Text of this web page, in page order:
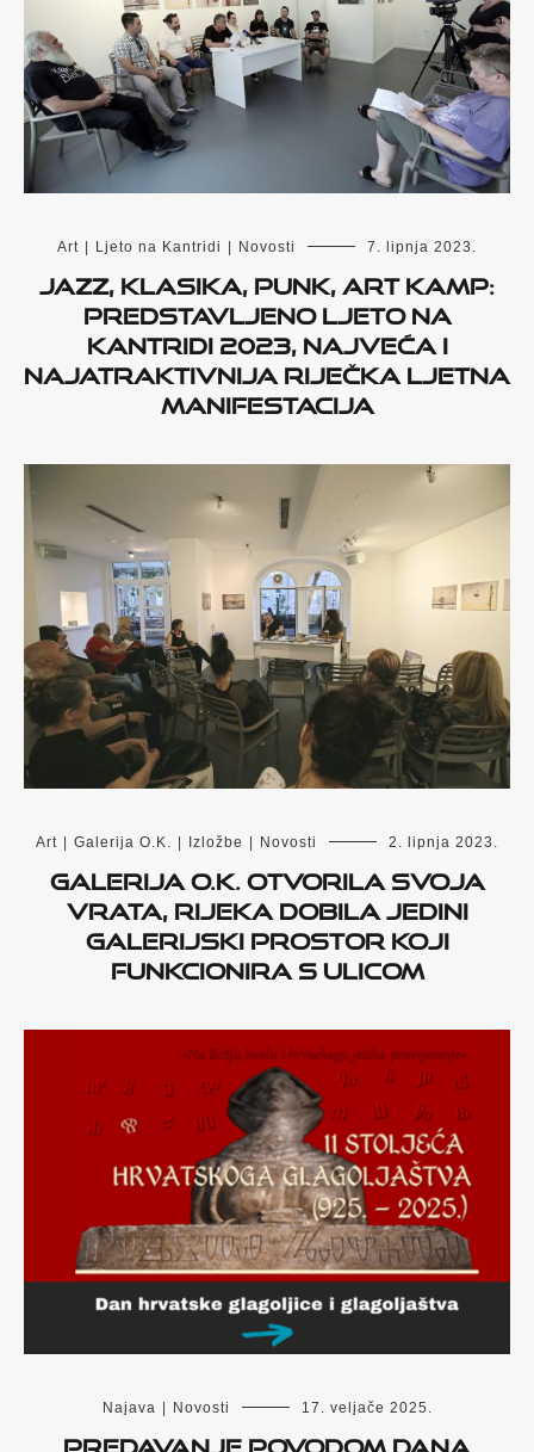
Art Ljeto na Kantridi Novosti 7. lipnja 2023.
Jazz, klasika, punk, Art Kamp:
Predstavljeno Ljeto na
Kantridi 2023, najveća i
najatraktivnija riječka ljetna
manifestacija
Art Galerija O.K. Izložbe Novosti 2. lipnja 2023.
Galerija O.K. otvorila svoja
vrata, Rijeka dobila jedini
galerijski prostor koji
funkcionira s ulicom
Najava Novosti 17. veljače 2025.
Predavanje povodom Dana